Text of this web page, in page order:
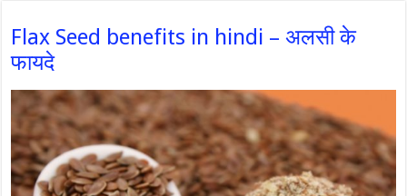
Flax Seed benefits in hindi – अलसी के
फायदे